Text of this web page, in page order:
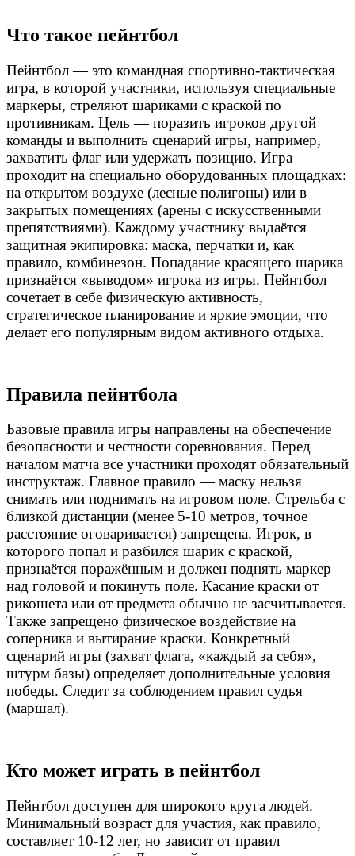
Что такое пейнтбол
Пейнтбол — это командная спортивно-тактическая
игра, в которой участники, используя специальные
маркеры, стреляют шариками с краской по
противникам. Цель — поразить игроков другой
команды и выполнить сценарий игры, например,
захватить флаг или удержать позицию. Игра
проходит на специально оборудованных площадках:
на открытом воздухе (лесные полигоны) или в
закрытых помещениях (арены с искусственными
препятствиями). Каждому участнику выдаётся
защитная экипировка: маска, перчатки и, как
правило, комбинезон. Попадание красящего шарика
признаётся «выводом» игрока из игры. Пейнтбол
сочетает в себе физическую активность,
стратегическое планирование и яркие эмоции, что
делает его популярным видом активного отдыха.
Правила пейнтбола
Базовые правила игры направлены на обеспечение
безопасности и честности соревнования. Перед
началом матча все участники проходят обязательный
инструктаж. Главное правило — маску нельзя
снимать или поднимать на игровом поле. Стрельба с
близкой дистанции (менее 5-10 метров, точное
расстояние оговаривается) запрещена. Игрок, в
которого попал и разбился шарик с краской,
признаётся поражённым и должен поднять маркер
над головой и покинуть поле. Касание краски от
рикошета или от предмета обычно не засчитывается.
Также запрещено физическое воздействие на
соперника и вытирание краски. Конкретный
сценарий игры (захват флага, «каждый за себя»,
штурм базы) определяет дополнительные условия
победы. Следит за соблюдением правил судья
(маршал).
Кто может играть в пейнтбол
Пейнтбол доступен для широкого круга людей.
Минимальный возраст для участия, как правило,
составляет 10-12 лет, но зависит от правил